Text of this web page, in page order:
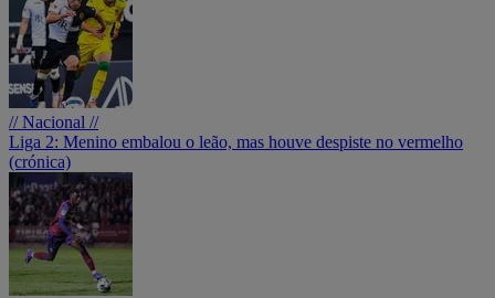
// Nacional //
Liga 2: Menino embalou o leão, mas houve despiste no vermelho
(crónica)